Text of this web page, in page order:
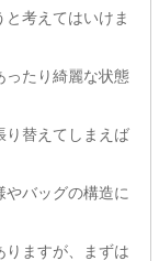
考えてはいけま
ったり綺麗な状態
り替えてしまえば
バッグの構造に
りますが、まずは